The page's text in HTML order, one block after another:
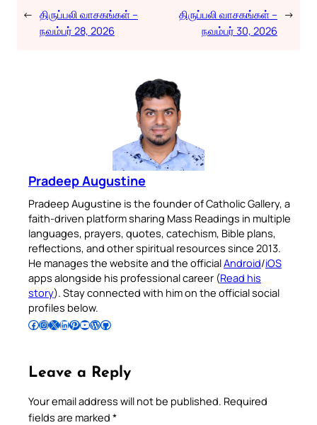
← திருப்பலி வாசகங்கள் –
நவம்பர் 28, 2026
திருப்பலி வாசகங்கள் –
நவம்பர் 30, 2026
→
Pradeep Augustine
Pradeep Augustine is the founder of Catholic Gallery, a
faith-driven platform sharing Mass Readings in multiple
languages, prayers, quotes, catechism, Bible plans,
reflections, and other spiritual resources since 2013.
He manages the website and the officialAndroid/iOS
apps alongside his professional career (Read his
story). Stay connected with him on the official social
profiles below.
Follow Pradeep on Facebook Follow Pradeep on InstagramFollow Pradeep on X Follow Pradeep on LinkedIn Follow Pradeep on Pinterest Subscribe to Pradeep’s Youtube Channel Follow Pradeep on WordPress Follow Pradeep on GitHub
Leave a Reply
Your email address will not be published. Required
fields are marked *